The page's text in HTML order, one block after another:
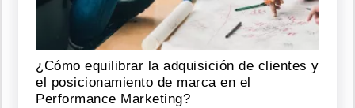
¿Cómo equilibrar la adquisición de clientes y
el posicionamiento de marca en el
Performance Marketing?